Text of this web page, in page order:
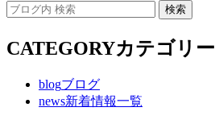
CATEGORYカテゴリー
blogブログ
news新着情報一覧